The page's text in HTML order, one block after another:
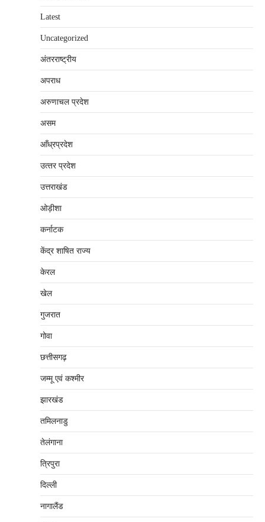
Latest
Uncategorized
अंतरराष्‍ट्रीय
अपराध
अरुणाचल प्रदेश
असम
आँध्रप्रदेश
उत्‍तर प्रदेश
उत्तराखंड
ओड़ीशा
कर्नाटक
केंद्र शाषित राज्य
केरल
खेल
गुजरात
गोवा
छत्तीसगढ़
जम्‍मू एवं कश्‍मीर
झारखंड
तमिलनाडु
तेलंगाना
त्रिपुरा
दिल्‍ली
नागालैंड